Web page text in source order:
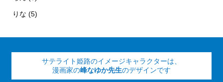
りな (5)
サテライト姫路のイメージキャラクターは、
漫画家の峰なゆか先生のデザインです